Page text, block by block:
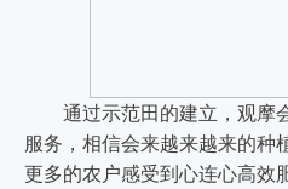
通过示范田的建立，观摩
服务，相信会来越来越来的种
更多的农户感受到心连心高效